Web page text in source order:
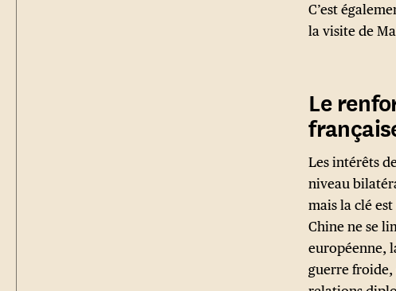
C’est
la visite de
Le
Les intérêts
niveau
mais la clé
Chine ne se
européenne,
guerre froide,